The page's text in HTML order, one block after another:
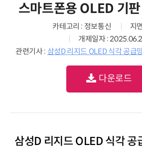
스마트폰용 OLED 기
카테고리 : 정보통신
지
개제일자 :
관련기사 : 삼성D 리지드 OLED 식각 공
다운로드
삼성D 리지드 OLED 식각